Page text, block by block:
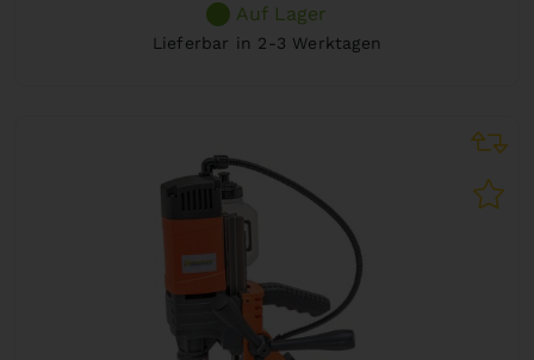
Auf Lager
Lieferbar in 2-3 Werktagen